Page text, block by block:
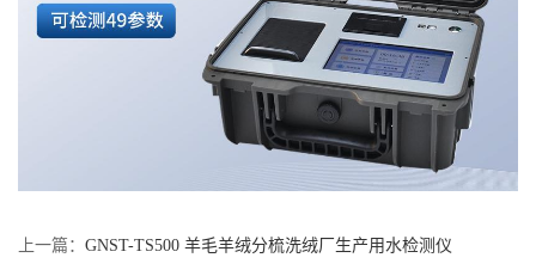
上一篇： GNST-TS500 羊毛羊绒分梳洗绒厂生产用水检测仪